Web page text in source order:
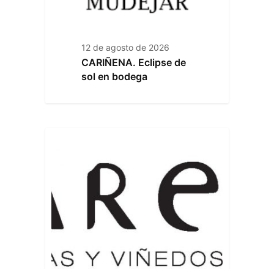
12 de agosto de 2026
CARIÑENA. Eclipse de
sol en bodega